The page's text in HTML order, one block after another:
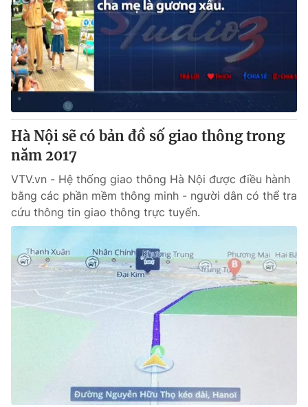
Hà Nội sẽ có bản đồ số giao thông trong
năm 2017
VTV.vn - Hệ thống giao thông Hà Nội được điều hành
bằng các phần mềm thông minh - người dân có thể tra
cứu thông tin giao thông trực tuyến.